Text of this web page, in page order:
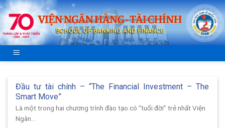
Skip
content
Đầu tư tài chính – “The Financial Investment – The
Smart Move”
Là một trong hai chương trình đào tạo có “tuổi đời” trẻ nhất Viện
Ngân...